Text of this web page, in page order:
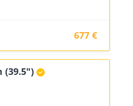
677 €
(39.5")